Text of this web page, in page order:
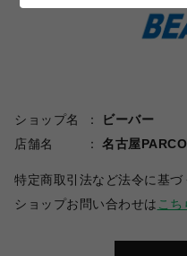
ショップ名
ビーバー
店舗名
名古屋PARCO
特定商取引法など法令に基づ
ショップお問い合わせは こち